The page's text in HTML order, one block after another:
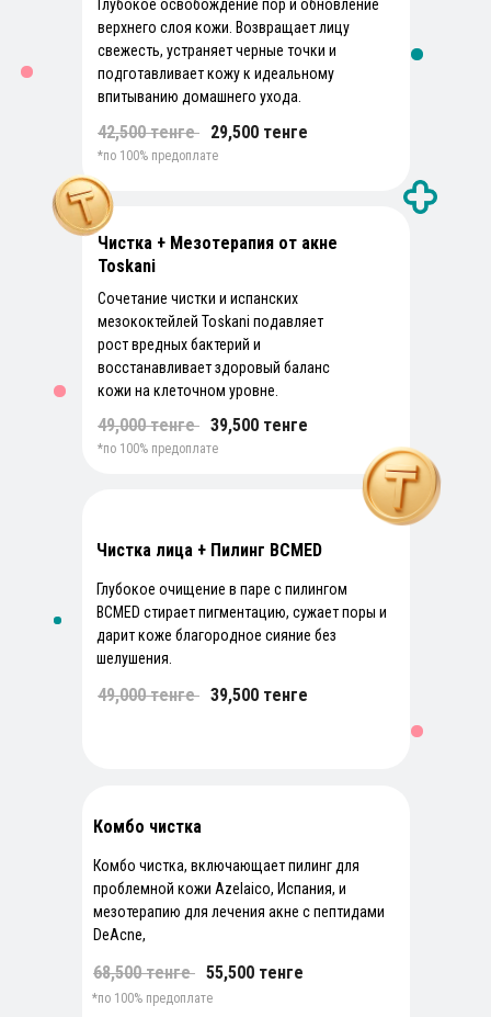
Чистка + Мезотерапия от акне
Toskani
Сочетание чистки и испанских
мезококтейлей Toskani подавляет
рост вредных бактерий и
восстанавливает здоровый баланс
кожи на клеточном уровне.
Глубокое освобождение пор и обновление
верхнего слоя кожи. Возвращает лицу
свежесть, устраняет черные точки и
подготавливает кожу к идеальному
впитыванию домашнего ухода.
49,000 тенге 39,500 тенге
42,500 тенге 29,500 тенге
*по 100% предоплате
Чистка лица + Пилинг BCMED
Глубокое очищение в паре с пилингом
BCMED стирает пигментацию, сужает поры и
дарит коже благородное сияние без
шелушения.
Комбо чистка
Комбо чистка, включающает пилинг для
проблемной кожи Azelaico, Испания, и
мезотерапию для лечения акне с пептидами
DeAcne,
68,500 тенге 55,500 тенге
*по 100% предоплате
49,000 тенге 39,500 тенге
*по 100% предоплате
*по 100% предоплате
Быстрый сервис
У нас лучший сервис — менеджеры всегда на
связи, оперативно отвечают и решают все
вопросы до полного удовлетворения